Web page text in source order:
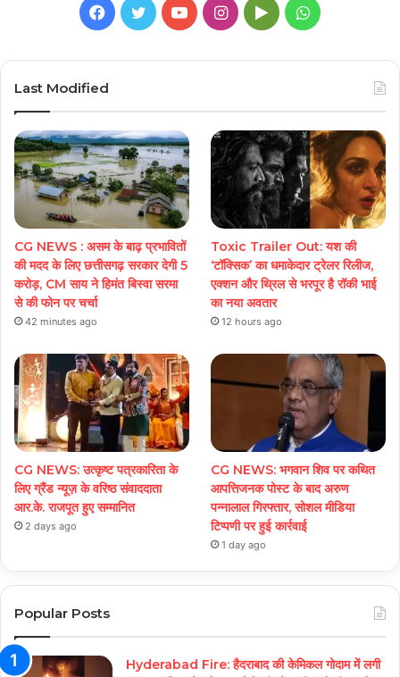
Facebook
TwitterYouTubeInstagram
GoogleWhatsApp
Last Modified
CG NEWS : असम के बाढ़ प्रभावितों
की मदद के लिए छत्तीसगढ़ सरकार देगी 5
करोड़, CM साय ने हिमंत बिस्वा सरमा
से की फोन पर चर्चा
42 minutes ago
Toxic Trailer Out: यश की
‘टॉक्सिक’ का धमाकेदार ट्रेलर रिलीज,
एक्शन और थ्रिल से भरपूर है रॉकी भाई
का नया अवतार
12 hours ago
CG NEWS: उत्कृष्ट पत्रकारिता के
लिए ग्रैंड न्यूज़ के वरिष्ठ संवाददाता
आर.के. राजपूत हुए सम्मानित
2 days ago
CG NEWS: भगवान शिव पर कथित
आपत्तिजनक पोस्ट के बाद अरुण
पन्नालाल गिरफ्तार, सोशल मीडिया
टिप्पणी पर हुई कार्रवाई
1 day ago
Popular Posts
Hyderabad Fire: हैदराबाद की केमिकल गोदाम में लगी